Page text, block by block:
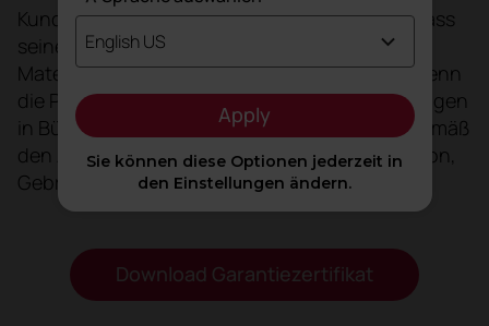
Kunden zu denken. Daher garantiert ACTIU, dass
seine Produkte frei von Herstellungs- und
Materialfehlern sind. Diese Garantie gilt nur, wenn
die Produkte unter normalen Einsatzbedingungen
in Büros und an Verwaltungsarbeitsplätzen gemäß
den Anweisungen des Herstellers für Installation,
Gebrauch und Wartung verwendet werden.
Download Garantiezertifikat
English US
Apply
Sie können diese Optionen jederzeit in
den Einstellungen ändern.